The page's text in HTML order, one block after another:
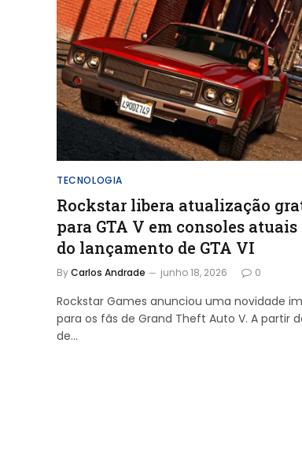
TECNOLOGIA
Rockstar libera atualização
para GTA V em consoles
do lançamento de GTA VI
ByCarlos Andrade junho 18, 2026 0
Rockstar Games anunciou uma novidade
para os fãs de Grand Theft Auto V. A partir
de…